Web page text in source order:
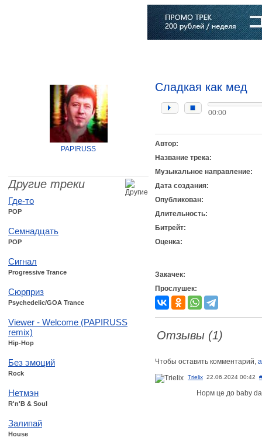
PAPIRUSS
Другие треки
Где-то
POP
Семнадцать
POP
Сигнал
Progressive Trance
Сюрприз
Psychedelic/GOA Trance
Viewer - Welcome (PAPIRUSS
remix)
Hip-Hop
Без эмоций
Rock
Нетмэн
R'n'B & Soul
Залипай
House
Сладкая как мед
00:00
Автор:
Название трека:
Музыкальное направление:
Дата создания:
Опубликован:
Длительность:
Битрейт:
Оценка:
Закачек:
Прослушек:
Отзывы (1)
Чтобы оставить комментарий,
Trielix 22.06.2024 00:42 #
Норм це до baby